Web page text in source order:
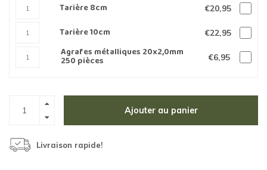
Tarière 8cm €20,95
Tarière 10cm €22,95
Agrafes métalliques 20x2,0mm
250 pièces €6,95
Ajouter au panier
Livraison rapide!